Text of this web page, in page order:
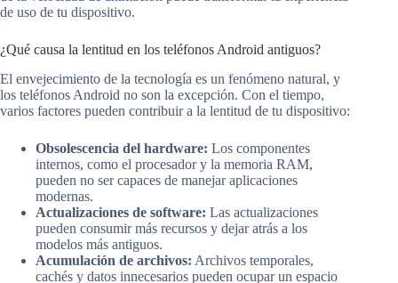
de uso de tu dispositivo.
¿Qué causa la lentitud en los teléfonos Android antiguos?
El envejecimiento de la tecnología es un fenómeno natural, y
los teléfonos Android no son la excepción. Con el tiempo,
varios factores pueden contribuir a la lentitud de tu dispositivo:
Obsolescencia del hardware: Los componentes
internos, como el procesador y la memoria RAM,
pueden no ser capaces de manejar aplicaciones
modernas.
Actualizaciones de software: Las actualizaciones
pueden consumir más recursos y dejar atrás a los
modelos más antiguos.
Acumulación de archivos: Archivos temporales,
cachés y datos innecesarios pueden ocupar un espacio